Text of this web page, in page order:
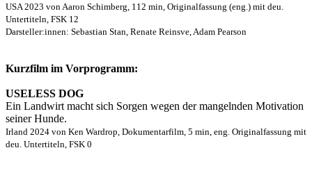
USA 2023 von Aaron Schimberg, 112 min, Originalfassung (eng.) mit deu.
Untertiteln, FSK 12
Darsteller:innen: Sebastian Stan, Renate Reinsve, Adam Pearson
Kurzfilm im Vorprogramm:
USELESS DOG
Ein Landwirt macht sich Sorgen wegen der mangelnden Motivation
seiner Hunde.
Irland 2024 von Ken Wardrop, Dokumentarfilm, 5 min, eng. Originalfassung mit
deu. Untertiteln, FSK 0